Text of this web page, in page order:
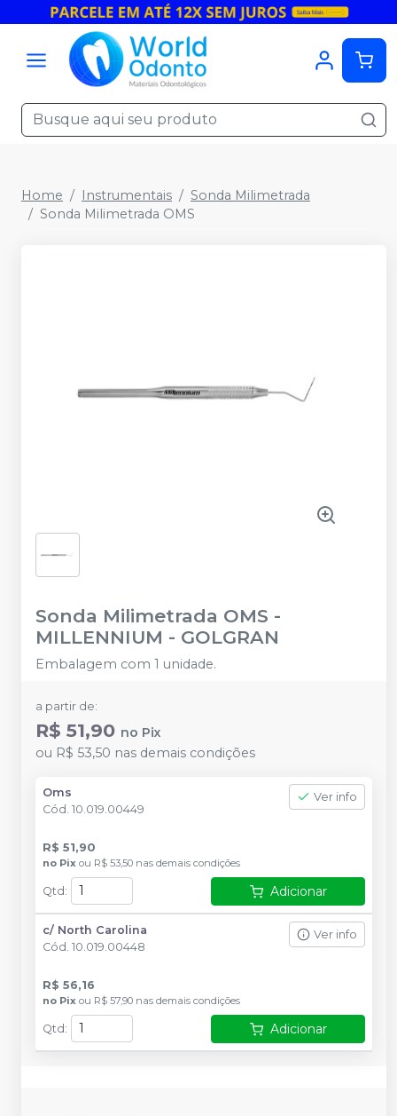
Home Instrumentais
Sonda Milimetrada
Sonda Milimetrada OMS
Sonda Milimetrada OMS -
MILLENNIUM - GOLGRAN
Embalagem com 1 unidade.
a partir de:
R$ 51,90 no Pix
ou R$ 53,50 nas demais condições
Oms
Cód. 10.019.00449
Ver info
R$ 51,90
no Pix ou R$ 53,50 nas demais condições
Qtd : Adicionar
c/ North Carolina
Cód. 10.019.00448
Ver info
R$ 56,16
no Pix ou R$ 57,90 nas demais condições
Qtd : Adicionar